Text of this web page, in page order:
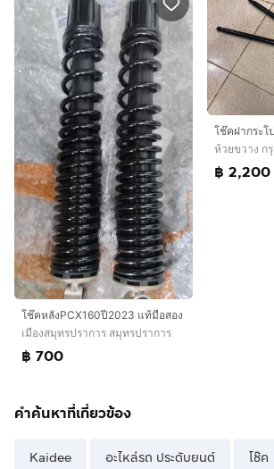
โช๊คหลังPCX160ปี2023 แท้มือสอง
เมืองสมุทรปราการ สมุทรปราการ
฿ 700
ห้วยขวาง ก
฿ 2,200
คำค้นหาที่เกี่ยวข้อง
Kaidee อะไหล่รถ ประดับยนต์ โช๊ค